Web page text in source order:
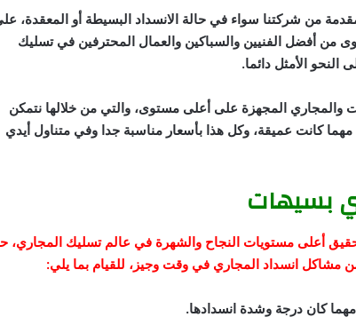
من شركتنا سواء في حالة الانسداد البسيطة أو المعقدة،
من أفضل الفنيين والسباكين والعمال المحترفين في تسليك
النحو الأمثل دائما.
والمجاري المجهزة على أعلى مستوى، والتي من خلالها نتمكن
كانت عميقة، وكل هذا بأسعار مناسبة جدا وفي متناول أيدي
بسيهات
أعلى مستويات النجاح والشهرة في عالم تسليك المجاري،
مشاكل انسداد المجاري في وقت وجيز، للقيام بما يلي:
كان درجة وشدة انسدادها.